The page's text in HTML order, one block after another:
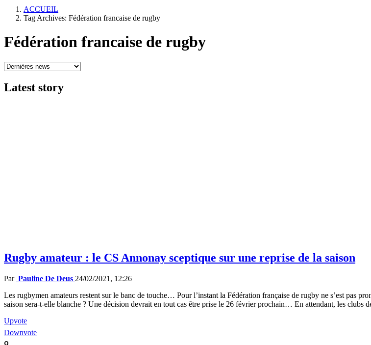
ACCUEIL
Tag Archives: Fédération francaise de rugby
Fédération francaise de rugby
Latest story
Rugby amateur : le CS Annonay sceptique sur une reprise de la saison
Par Pauline De Deus 24/02/2021, 12:26
Les rugbymen amateurs restent sur le banc de touche… Pour l’instant la Fédération française de rugby ne s’est pas
saison sera-t-elle blanche ? Une décision devrait en tout cas être prise le 26 février prochain… En attendant, les
0
Upvote
Downvote